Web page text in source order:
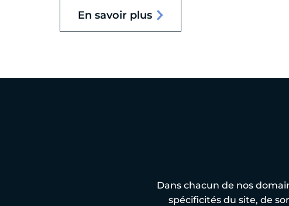
En savoir plus
Dans chacun de nos
spécificités du site, de